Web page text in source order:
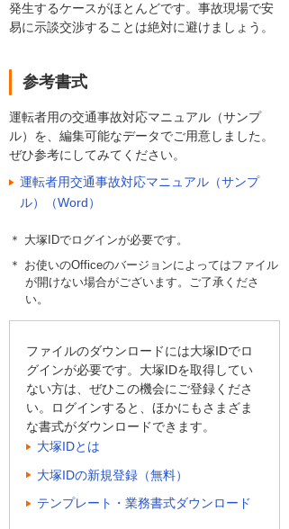
発生するケースがほとんどです。事故現場で安
易に示談交渉することは絶対に避けましょう。
参考書式
運転者用の交通事故対応マニュアル（サンプ
ル）を、編集可能なデータでご用意しました。
ぜひ参考にしてみてください。
運転者用交通事故対応マニュアル（サンプ
ル）（Word）
＊ 大塚IDでログインが必要です。
＊ お使いのOfficeのバージョンによってはファイル
が開けない場合がございます。ご了承くださ
い。
ファイルのダウンロードには大塚IDでロ
グインが必要です。大塚IDを取得してい
ない方は、ぜひこの機会にご登録くださ
い。ログインすると、ほかにもさまざま
な書式がダウンロードできます。
大塚IDとは
大塚IDの新規登録（無料）
テンプレート・業務書式ダウンロード